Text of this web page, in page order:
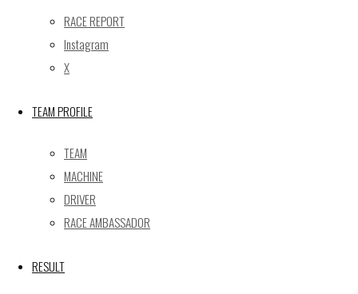
RACE REPORT
Instagram
X
TEAM PROFILE
TEAM
MACHINE
DRIVER
RACE AMBASSADOR
RESULT
【予選】Rd.7 MOTEGI 10号車 GT-R NISMO｜SUPER
GT2020
GT2020
GAINER Inc.
株式会社ゲイナー
〒601-1251
京都府京都市左京区八瀬花尻町198-1
FAX：075-744-3368